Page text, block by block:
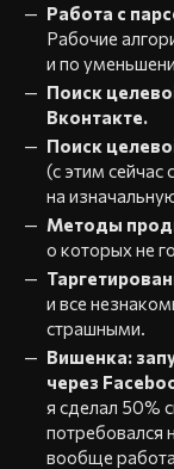
Работа с
Рабочие
и по
Поиск
Вконтакте.
Поиск
(c этим сейчас
на
Методы
о которых не
и все
страшными.
Вишенка:
через
я сделал 50%
потребовался
вообще